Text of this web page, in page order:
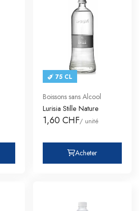
75 CL
Boissons sans Alcool
Lurisia Stille Nature
1,60 CHF/ unité
Acheter